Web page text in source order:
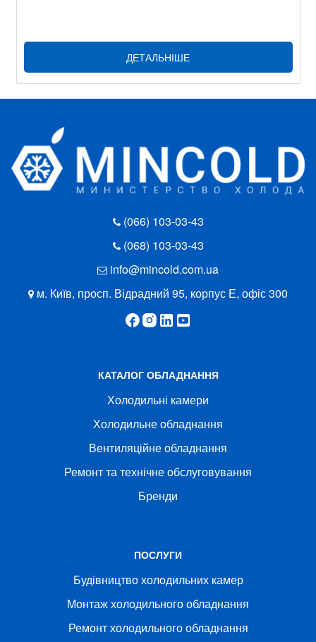
ДЕТАЛЬНІШЕ
(066) 103-03-43
(068) 103-03-43
info@mincold.com.ua
м. Київ, просп. Відрадний 95, корпус Е, офіс 300
КАТАЛОГ ОБЛАДНАННЯ
Холодильні камери
Холодильне обладнання
Вентиляційне обладнання
Ремонт та технічне обслуговування
Бренди
ПОСЛУГИ
Будівництво холодильних камер
Монтаж холодильного обладнання
Ремонт холодильного обладнання